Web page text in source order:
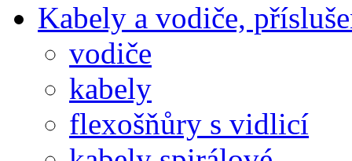
Kabely a vodiče,
vodiče
kabely
flexošňůry s vidlicí